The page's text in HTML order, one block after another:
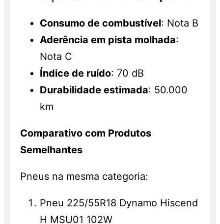
Consumo de combustível: Nota B
Aderência em pista molhada:
Nota C
Índice de ruído: 70 dB
Durabilidade estimada: 50.000
km
Comparativo com Produtos
Semelhantes
Pneus na mesma categoria:
Pneu 225/55R18 Dynamo Hiscend
H MSU01 102W